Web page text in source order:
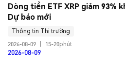
Dòng tiền ETF XRP giảm 93%
Dự báo mới
Thông tin Thị trường
2026-08-09
15-20phút
2026-08-09